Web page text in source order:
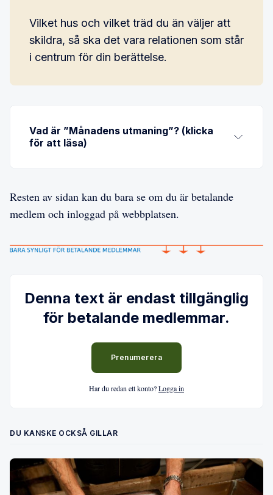
Vilket hus och vilket träd du än väljer att
skildra, så ska det vara relationen som står
i centrum för din berättelse.
Vad är ”Månadens utmaning”? (klicka
för att läsa)
Resten av sidan kan du bara se om du är betalande
medlem och inloggad på webbplatsen.
Denna text är endast tillgänglig
för betalande medlemmar.
Prenumerera
Har du redan ett konto?Logga in
DU KANSKE OCKSÅ GILLAR